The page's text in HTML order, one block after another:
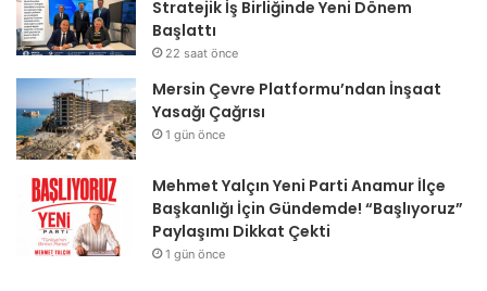
Stratejik İş Birliğinde Yeni Dönem
Başlattı
22 saat önce
Mersin Çevre Platformu’ndan İnşaat
Yasağı Çağrısı
1 gün önce
Mehmet Yalçın Yeni Parti Anamur İlçe
Başkanlığı İçin Gündemde! “Başlıyoruz”
Paylaşımı Dikkat Çekti
1 gün önce